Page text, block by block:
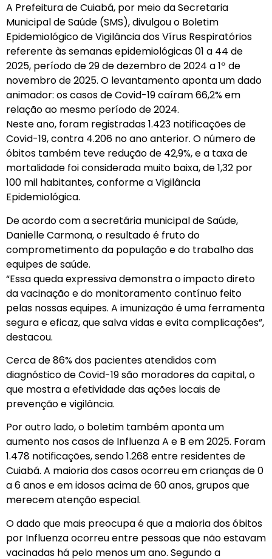
A Prefeitura de Cuiabá, por meio da Secretaria
Municipal de Saúde (SMS), divulgou o Boletim
Epidemiológico de Vigilância dos Vírus Respiratórios
referente às semanas epidemiológicas 01 a 44 de
2025, período de 29 de dezembro de 2024 a 1º de
novembro de 2025. O levantamento aponta um dado
animador: os casos de Covid-19 caíram 66,2% em
relação ao mesmo período de 2024.
Neste ano, foram registradas 1.423 notificações de
Covid-19, contra 4.206 no ano anterior. O número de
óbitos também teve redução de 42,9%, e a taxa de
mortalidade foi considerada muito baixa, de 1,32 por
100 mil habitantes, conforme a Vigilância
Epidemiológica.
De acordo com a secretária municipal de Saúde,
Danielle Carmona, o resultado é fruto do
comprometimento da população e do trabalho das
equipes de saúde.
“Essa queda expressiva demonstra o impacto direto
da vacinação e do monitoramento contínuo feito
pelas nossas equipes. A imunização é uma ferramenta
segura e eficaz, que salva vidas e evita complicações”,
destacou.
Cerca de 86% dos pacientes atendidos com
diagnóstico de Covid-19 são moradores da capital, o
que mostra a efetividade das ações locais de
prevenção e vigilância.
Por outro lado, o boletim também aponta um
aumento nos casos de Influenza A e B em 2025. Foram
1.478 notificações, sendo 1.268 entre residentes de
Cuiabá. A maioria dos casos ocorreu em crianças de 0
a 6 anos e em idosos acima de 60 anos, grupos que
merecem atenção especial.
O dado que mais preocupa é que a maioria dos óbitos
por Influenza ocorreu entre pessoas que não estavam
vacinadas há pelo menos um ano. Segundo a